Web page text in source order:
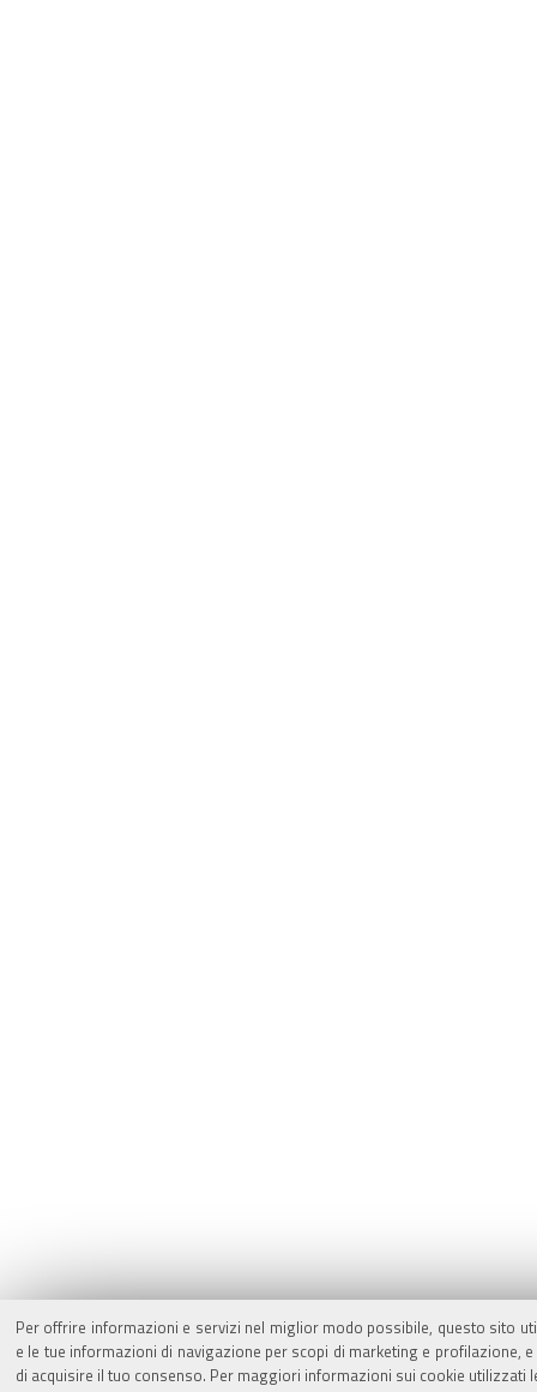
Per offrire informazioni e servizi nel miglior modo possibile, questo sito
e le tue informazioni di navigazione per scopi di marketing e
di acquisire il tuo consenso. Per maggiori informazioni sui cookie utilizzati